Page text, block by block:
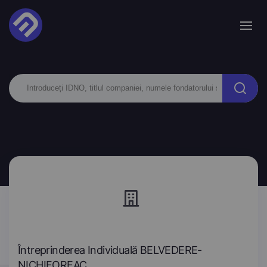
Întreprinderea Individuală BELVEDERE-